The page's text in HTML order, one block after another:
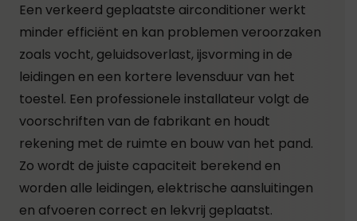
Een verkeerd geplaatste airconditioner werkt
minder efficiënt en kan problemen veroorzaken
zoals vocht, geluidsoverlast, ijsvorming in de
leidingen en een kortere levensduur van het
toestel. Een professionele installateur volgt de
voorschriften van de fabrikant en houdt
rekening met de ruimte en bouw van het pand.
Zo wordt de juiste capaciteit berekend en
worden alle leidingen, elektrische aansluitingen
en afvoeren correct en lekvrij geplaatst.